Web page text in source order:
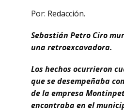
Por: Redacción.
Sebastián Petro Ciro
una retroexcavadora.
Los hechos ocurrieron
que se desempeñaba
de la empresa
encontraba en el